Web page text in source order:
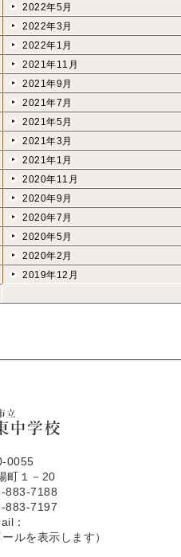
2022年5月
2022年3月
2022年1月
2021年11月
2021年9月
2021年7月
2021年5月
2021年3月
2021年1月
2020年11月
2020年9月
2020年7月
2020年5月
2020年2月
2019年12月
0055
町１－20
883-7188
883-7197
：
ルを表示します）